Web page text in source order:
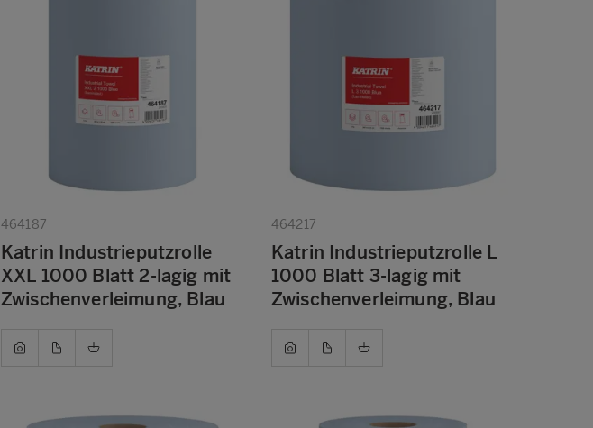
464187
Katrin Industrieputzrolle
XXL 1000 Blatt 2-lagig mit
Zwischenverleimung, Blau
464217
Katrin Industrieputzrolle L
1000 Blatt 3-lagig mit
Zwischenverleimung, Blau